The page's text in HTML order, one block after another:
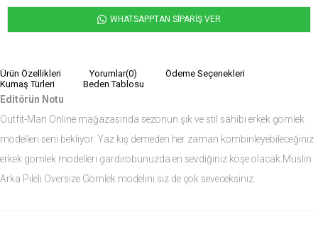
WHATSAPPTAN SİPARİŞ VER
Ürün Özellikleri Yorumlar(0)
Ödeme Seçenekleri
Kumaş Türleri
Beden Tablosu
Editörün Notu
Outfit-Man Online mağazasında sezonun şık ve stil sahibi erkek gömlek
modelleri seni bekliyor. Yaz kış demeden her zaman kombinleyebileceğiniz
erkek gömlek modelleri gardırobunuzda en sevdiğiniz köşe olacak.Müslin
Arka Pileli Oversize Gömlek modelini siz de çok seveceksiniz.